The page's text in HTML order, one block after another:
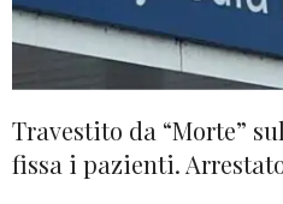
Travestito da “Morte”
fissa i pazienti.